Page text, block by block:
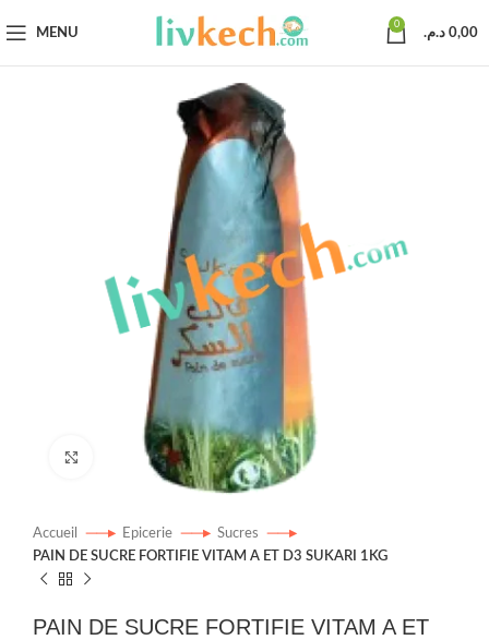
MENU
0
0,00 د.م.
Click to enlarge
Accueil Epicerie
Sucres
PAIN DE SUCRE FORTIFIE VITAM A ET D3 SUKARI 1KG
PAIN DE SUCRE FORTIFIE VITAM A ET